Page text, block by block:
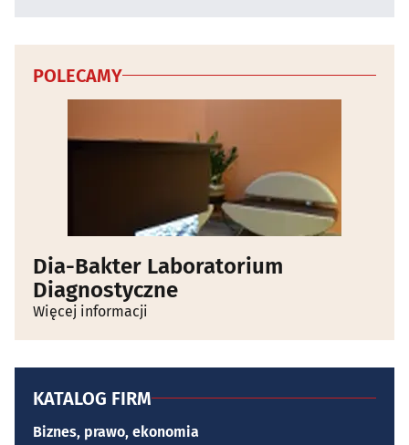
POLECAMY
Dia-Bakter Laboratorium
Diagnostyczne
Więcej informacji
KATALOG FIRM
Biznes, prawo, ekonomia